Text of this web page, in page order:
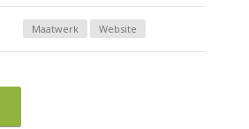
Maatwerk Website